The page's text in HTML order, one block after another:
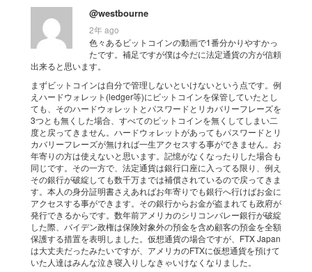
@westbourne
2年 ago
色々あるビットコインの動画で1番分かりやすかっ
たです。補足ですが僕は今だに法定通貨の方が信頼
出来ると思います。
まずビットコインは自分で管理しないといけないという点です。例
えハードウォレット(ledger等)にビットコインを保管していたとし
ても、そのハードウォレットとパスワードとリカバリーフレーズを
3つとも無くした場合、すべてのビットコインを無くしてしまい二
度と戻ってきません。ハードウォレットがあってもパスワードとリ
カバリーフレーズが無ければ一生アクセスする事ができません。お
年寄りの方は使えないと思います。記憶がなくなったりした場合も
同じです。その一方で、法定通貨は銀行口座に入ってる限り、例え
その銀行が破綻しても数千万までは補償されているので戻ってきま
す。本人の身分証明書さえあればお年寄りでも銀行へ行けばお金に
アクセスする事ができます。その銀行からお金が盗まれても政府が
発行できるからです。数年前アメリカのシリコンバレー銀行が破綻
した際、バイデン政権は保険対象外の預金を含め顧客の預金を全額
保護する措置を表明しました。仮想通貨の場合ですが、FTX Japan
は大丈夫だったみたいですが、アメリカのFTXに仮想通貨を預けて
いた人達はみんな泣き寝入りしなきゃいけなくなりました。